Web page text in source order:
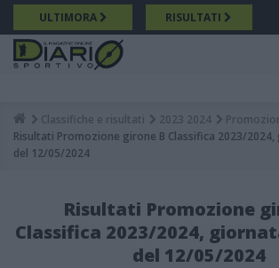
Salta
al
contenuto
principale
ULTIMORA RISULTATI
Breadcrumb
Classifiche e risultati 2023 2024
Risultati Promozione girone B Classifica 2023/
del 12/05/2024
Risultati Promozione
Classifica 2023/2024,
del 12/05/2024